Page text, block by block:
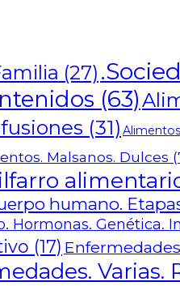
(27)
(63)
(31)
Malsanos. Dulces
humano.
Hormonas. Genética.
(17)
Varias.